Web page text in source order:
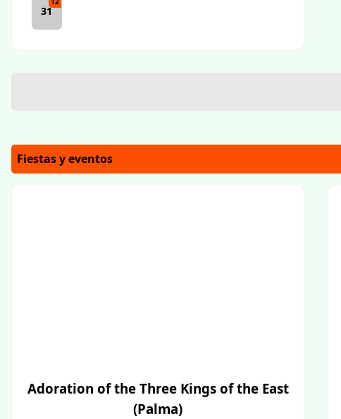
31
Fiestas y eventos
Adoration of the Three Kings of the East
(Palma)